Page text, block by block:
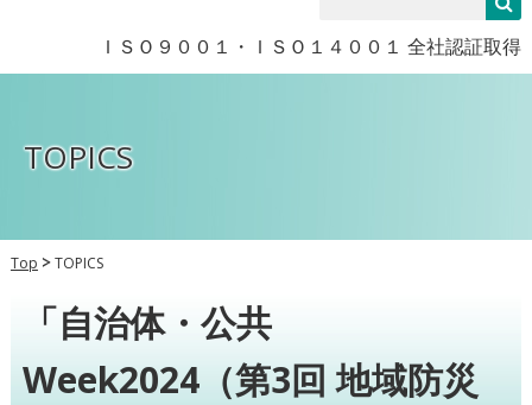
ＩＳＯ９００１・ＩＳＯ１４００１ 全社認証取得
TOPICS
Top TOPICS
「自治体・公共
Week2024（第3回 地域防災